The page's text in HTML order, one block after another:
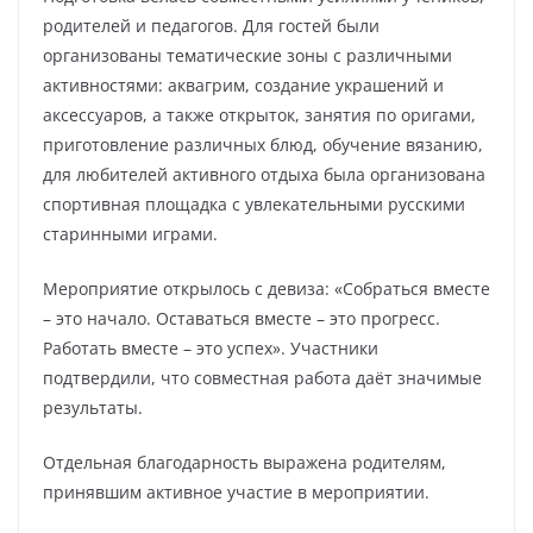
родителей и педагогов. Для гостей были
организованы тематические зоны с различными
активностями: аквагрим, создание украшений и
аксессуаров, а также открыток, занятия по оригами,
приготовление различных блюд, обучение вязанию,
для любителей активного отдыха была организована
спортивная площадка с увлекательными русскими
старинными играми.
Мероприятие открылось с девиза: «Собраться вместе
– это начало. Оставаться вместе – это прогресс.
Работать вместе – это успех». Участники
подтвердили, что совместная работа даёт значимые
результаты.
Отдельная благодарность выражена родителям,
принявшим активное участие в мероприятии.